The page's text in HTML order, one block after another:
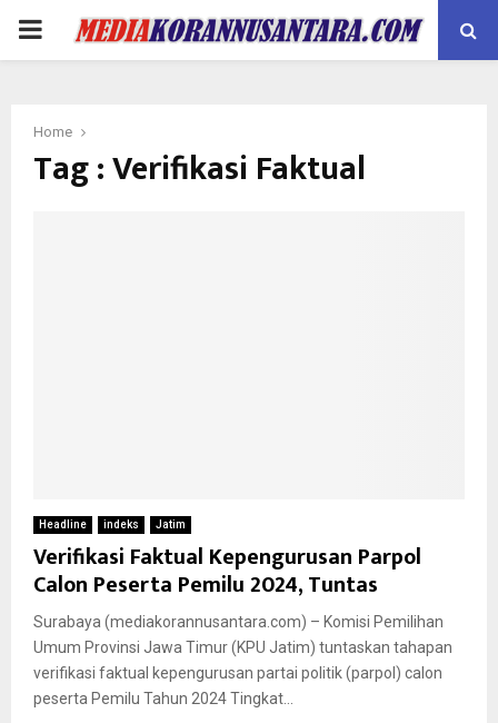
PRIMARY
Home
Tag : Verifikasi Faktual
Headline indeks Jatim
Verifikasi Faktual Kepengurusan Parpol
Calon Peserta Pemilu 2024, Tuntas
Surabaya (mediakorannusantara.com) – Komisi Pemilihan
Umum Provinsi Jawa Timur (KPU Jatim) tuntaskan tahapan
verifikasi faktual kepengurusan partai politik (parpol) calon
peserta Pemilu Tahun 2024 Tingkat...